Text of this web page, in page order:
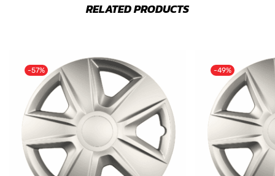
RELATED PRODUCTS
-57% -49%